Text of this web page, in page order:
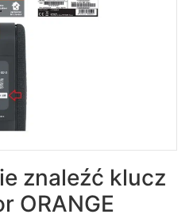
znaleźć klucz
ORANGE